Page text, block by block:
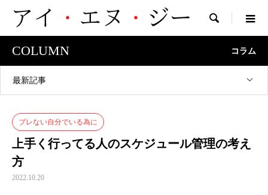

COLUMN コラム
最新記事
ブレない自分でいる為に
上手く行ってる人のスケジュール管理の考え
方
2022.10.20